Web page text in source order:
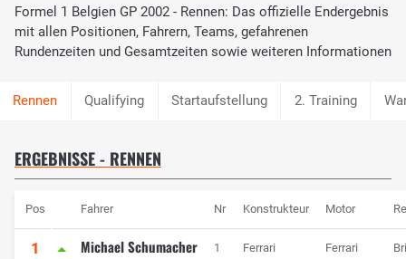
Formel 1 Belgien GP 2002 - Rennen: Das offizielle Endergebnis
mit allen Positionen, Fahrern, Teams, gefahrenen
Rundenzeiten und Gesamtzeiten sowie weiteren Informationen
Qualifying Startaufstellung 2. Training
ERGEBNISSE - RENNEN
Pos Fahrer Nr Konstrukteur Motor
1 Michael Schumacher 1 Ferrari Ferrari